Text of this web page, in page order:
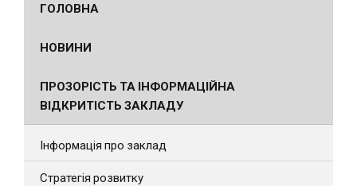
ГОЛОВНА
НОВИНИ
ПРОЗОРІСТЬ ТА ІНФОРМАЦІЙНА
ВІДКРИТІСТЬ ЗАКЛАДУ
Інформація про заклад
Стратегія розвитку